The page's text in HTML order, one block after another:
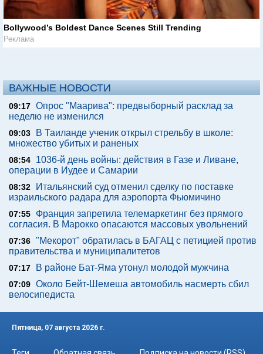
Bollywood’s Boldest Dance Scenes Still Trending
Реклама
ВАЖНЫЕ НОВОСТИ
09:17 Опрос "Mаарива": предвыборный расклад за
неделю не изменился
09:03
В Таиланде ученик открыл стрельбу в школе:
множество убитых и раненых
08:54
1036-й день войны: действия в Газе и Ливане,
операции в Иудее и Самарии
08:32
Итальянский суд отменил сделку по поставке
израильского радара для аэропорта Фьюмичино
07:55
Франция запретила телемаркетинг без прямого
согласия. В Марокко опасаются массовых увольнений
07:36 "Мекорот" обратилась в БАГАЦ с петицией против
правительства и муниципалитетов
07:17 В районе Бат-Яма утонул молодой мужчина
07:09 Около Бейт-Шемеша автомобиль насмерть сбил
велосипедиста
Пятница, 07 августа 2026 г.